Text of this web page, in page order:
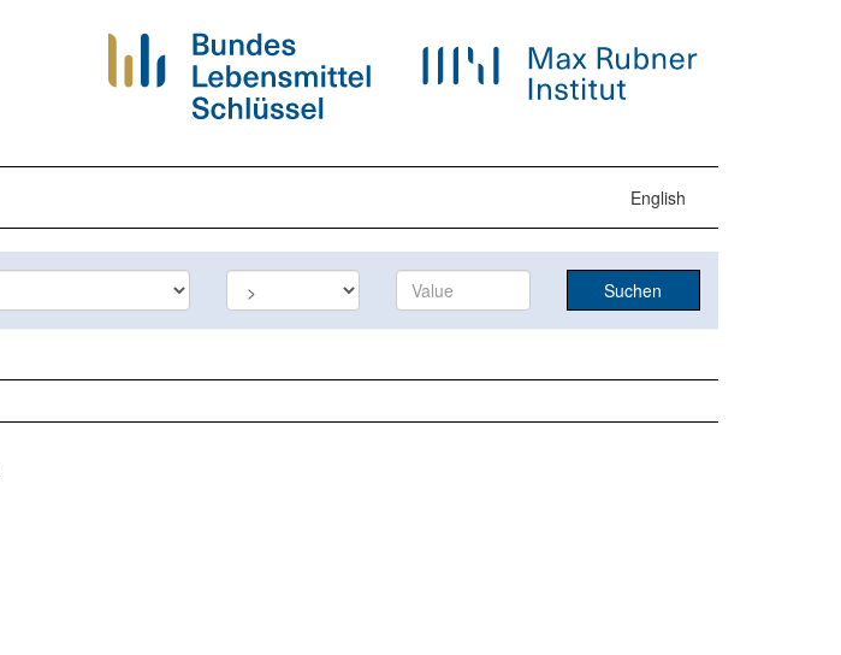
English
Suchen